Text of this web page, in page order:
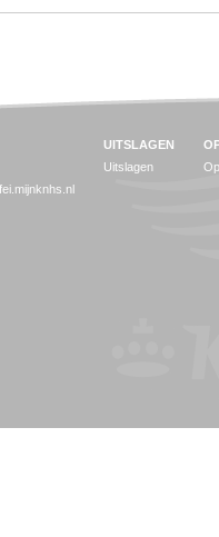
UITSLAGEN
Uitslagen